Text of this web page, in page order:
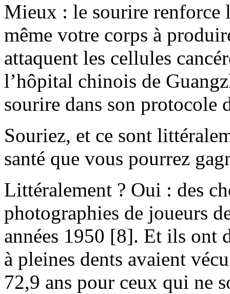
Mieux : le sourire renforce
même votre corps à
attaquent les cellules
l’hôpital chinois de
sourire dans son protocole
Souriez, et ce sont
santé que vous pourrez
Littéralement ? Oui : des
photographies de joueurs
années 1950 [8]. Et ils ont
à pleines dents avaient
72,9 ans pour ceux qui ne